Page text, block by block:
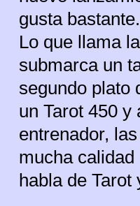
gusta bastante.
Lo que llama
submarca un
segundo plato
un Tarot 450 y
entrenador,
mucha
habla de